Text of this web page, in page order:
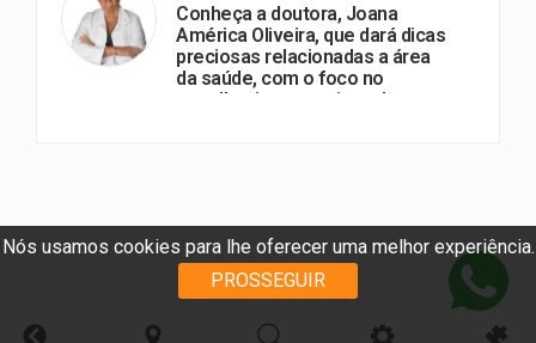
Nós usamos cookies para lhe oferecer uma melhor experiência.
PROSSEGUIR
Conheça a doutora, Joana
América Oliveira, que dará dicas
preciosas relacionadas a área
da saúde, com o foco no
envelhecimento ativo e bem-